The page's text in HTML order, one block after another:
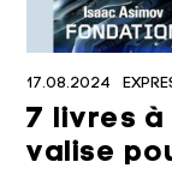
17.08.2024
7 livres
valise